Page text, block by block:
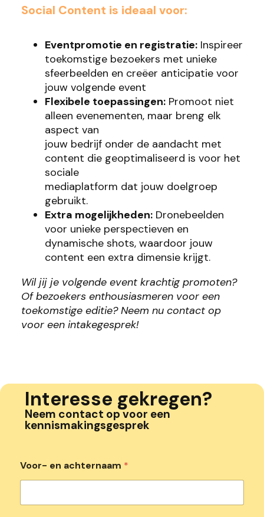
Social Content is ideaal voor:
Eventpromotie en registratie:Inspireer
toekomstige bezoekers met unieke
sfeerbeelden en creëer anticipatie voor
jouw volgende event
Flexibele toepassingen:Promoot niet
alleen evenementen, maar breng elk
aspect van
jouw bedrijf onder de aandacht met
content die geoptimaliseerd is voor het
sociale
mediaplatform dat jouw doelgroep
gebruikt.
Extra mogelijkheden:Dronebeelden
voor unieke perspectieven en
dynamische shots, waardoor jouw
content een extra dimensie krijgt.
Wil jij je volgende event krachtig promoten?
Of bezoekers enthousiasmeren voor een
toekomstige editie? Neem nu contact op
voor een intakegesprek!
Interesse gekregen?
Neem contact op voor een
kennismakingsgesprek
Voor- en achternaam *